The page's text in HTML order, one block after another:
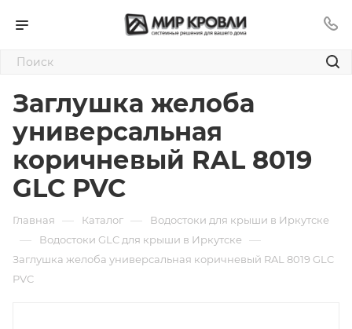
Заглушка желоба
универсальная
коричневый RAL 8019
GLC PVC
Главная — Каталог — Водостоки для крыши в Иркутске
— Водостоки GLC для крыши в Иркутске —
Заглушка желоба универсальная коричневый RAL 8019 GLC
PVC